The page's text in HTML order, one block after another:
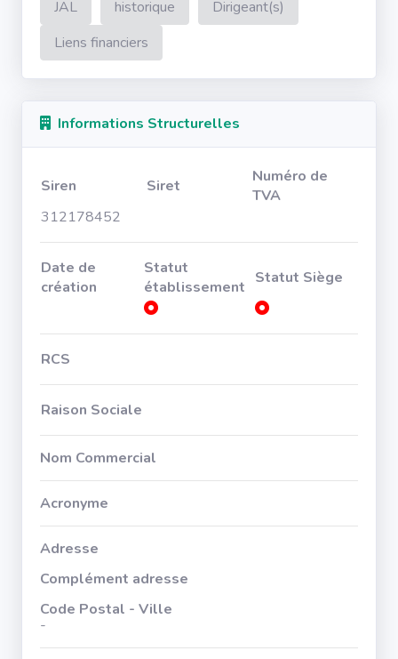
JAL
historique
Dirigeant(s)
Liens financiers
Informations Structurelles
Siren Siret
Numéro de
TVA
312178452
Date de
création
Statut
établissement Statut Siège
RCS
Raison Sociale
Nom Commercial
Acronyme
Adresse
Complément adresse
Code Postal - Ville
-